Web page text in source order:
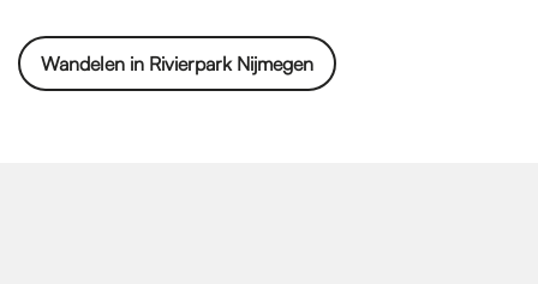
Wandelen in Rivierpark Nijmegen